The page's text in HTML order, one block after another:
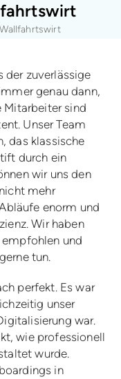
Wallfahrtswirt
der zuverlässige
genau dann,
Mitarbeiter sind
Unser Team
das klassische
durch ein
wir uns den
mehr
enorm und
Wir haben
und
tun.
perfekt. Es war
unser
war.
wie professionell
wurde.
in